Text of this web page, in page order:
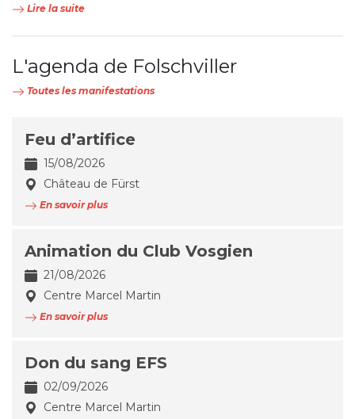
Lire la suite
L'agenda de Folschviller
Toutes les manifestations
Feu d’artifice
15/08/2026
Château de Fürst
En savoir plus
Animation du Club Vosgien
21/08/2026
Centre Marcel Martin
En savoir plus
Don du sang EFS
02/09/2026
Centre Marcel Martin